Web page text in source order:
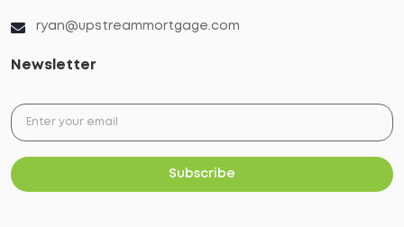
ryan@upstreammortgage.com
Newsletter